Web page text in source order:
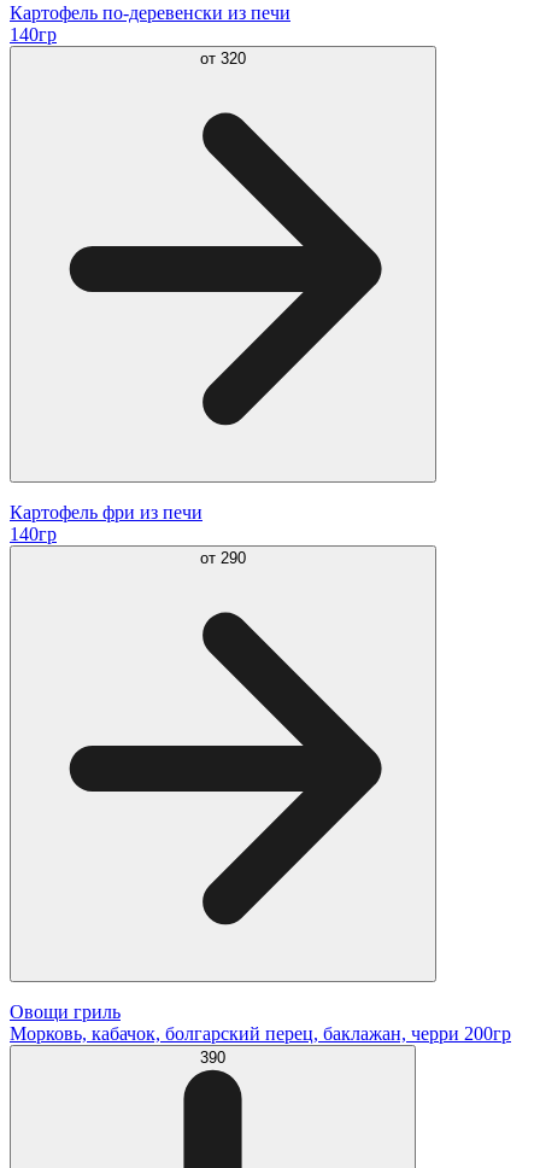
Картофель по-деревенски из печи
140гр
от 320
Картофель фри из печи
140гр
от 290
Овощи гриль
Морковь, кабачок, болгарский перец, баклажан, черри 200гр
390